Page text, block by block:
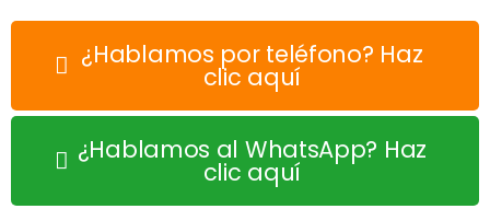
¿Hablamos por teléfono? Haz
clic aquí
¿Hablamos al WhatsApp? Haz
clic aquí